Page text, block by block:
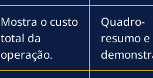
Mostra o custo
total da
operação.
Quadro-
resumo e